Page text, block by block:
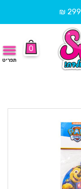
0
תפריט